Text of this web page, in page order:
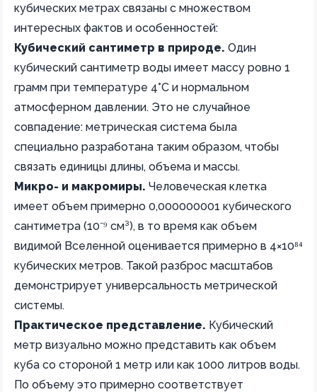
кубических метрах связаны с множеством
интересных фактов и особенностей:
Кубический сантиметр в природе. Один
кубический сантиметр воды имеет массу ровно 1
грамм при температуре 4°C и нормальном
атмосферном давлении. Это не случайное
совпадение: метрическая система была
специально разработана таким образом, чтобы
связать единицы длины, объема и массы.
Микро- и макромиры. Человеческая клетка
имеет объем примерно 0,000000001 кубического
сантиметра (10⁻⁹ см³), в то время как объем
видимой Вселенной оценивается примерно в 4×10⁸⁴
кубических метров. Такой разброс масштабов
демонстрирует универсальность метрической
системы.
Практическое представление. Кубический
метр визуально можно представить как объем
куба со стороной 1 метр или как 1000 литров воды.
По объему это примерно соответствует